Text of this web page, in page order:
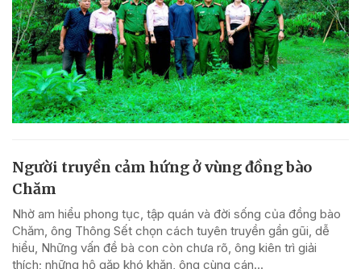
Người truyền cảm hứng ở vùng đồng bào
Chăm
Nhờ am hiểu phong tục, tập quán và đời sống của đồng bào
Chăm, ông Thông Sết chọn cách tuyên truyền gần gũi, dễ
hiểu, Những vấn đề bà con còn chưa rõ, ông kiên trì giải
thích; những hộ gặp khó khăn, ông cùng cán...